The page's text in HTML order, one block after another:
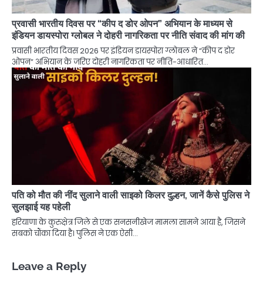
प्रवासी भारतीय दिवस पर “कीप द डोर ओपन” अभियान के माध्यम से
इंडियन डायस्पोरा ग्लोबल ने दोहरी नागरिकता पर नीति संवाद की मांग की
प्रवासी भारतीय दिवस 2026 पर इंडियन डायस्पोरा ग्लोबल ने “कीप द डोर
ओपन” अभियान के जरिए दोहरी नागरिकता पर नीति-आधारित…
पति को मौत की नींद सुलाने वाली साइको किलर दुल्हन, जानें कैसे पुलिस ने
सुलझाई यह पहेली
हरियाणा के कुरुक्षेत्र जिले से एक सनसनीखेज मामला सामने आया है, जिसने
सबको चौंका दिया है। पुलिस ने एक ऐसी…
Leave a Reply